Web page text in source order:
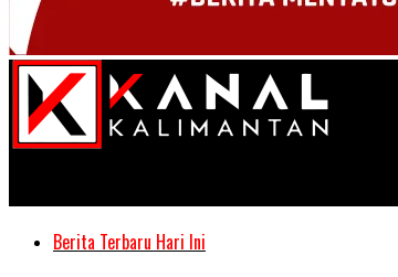
Berita Terbaru Hari Ini